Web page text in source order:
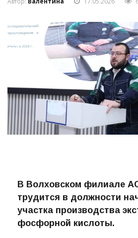
В Волховском филиале
трудится в должности
участка производства
фосфорной кислоты.